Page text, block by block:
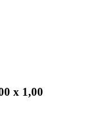
x 1,00